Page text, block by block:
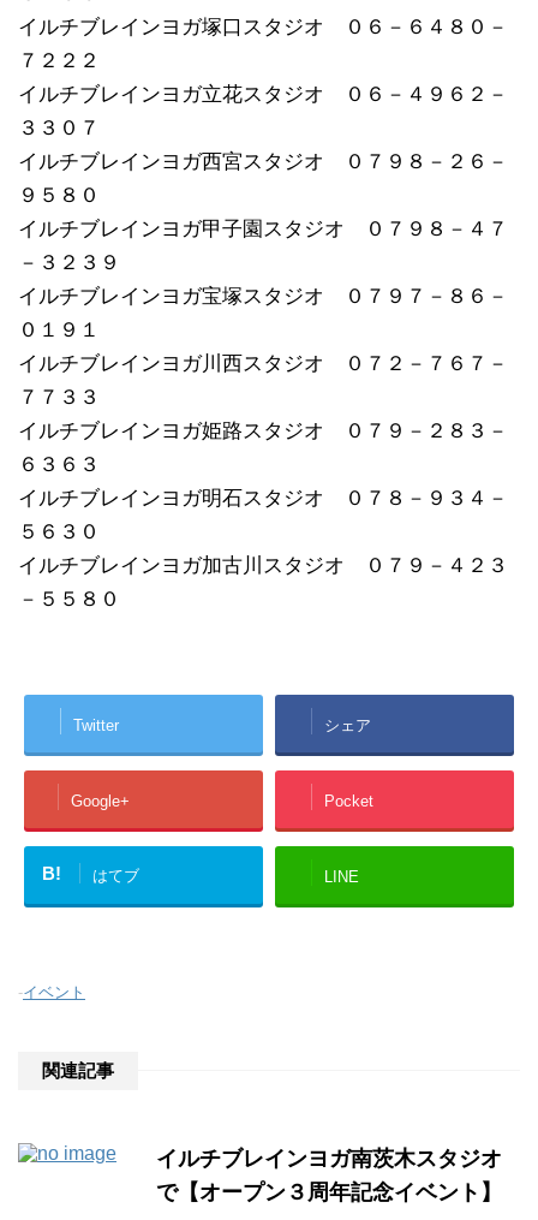
イルチブレインヨガ塚口スタジオ ０６－６４８０－
７２２２
イルチブレインヨガ立花スタジオ ０６－４９６２－
３３０７
イルチブレインヨガ西宮スタジオ ０７９８－２６－
９５８０
イルチブレインヨガ甲子園スタジオ ０７９８－４７
－３２３９
イルチブレインヨガ宝塚スタジオ ０７９７－８６－
０１９１
イルチブレインヨガ川西スタジオ ０７２－７６７－
７７３３
イルチブレインヨガ姫路スタジオ ０７９－２８３－
６３６３
イルチブレインヨガ明石スタジオ ０７８－９３４－
５６３０
イルチブレインヨガ加古川スタジオ ０７９－４２３
－５５８０
Twitter シェア
Google+ Pocket
B! はてブ LINE
-イベント
関連記事
イルチブレインヨガ南茨木スタジオ
で【オープン３周年記念イベント】